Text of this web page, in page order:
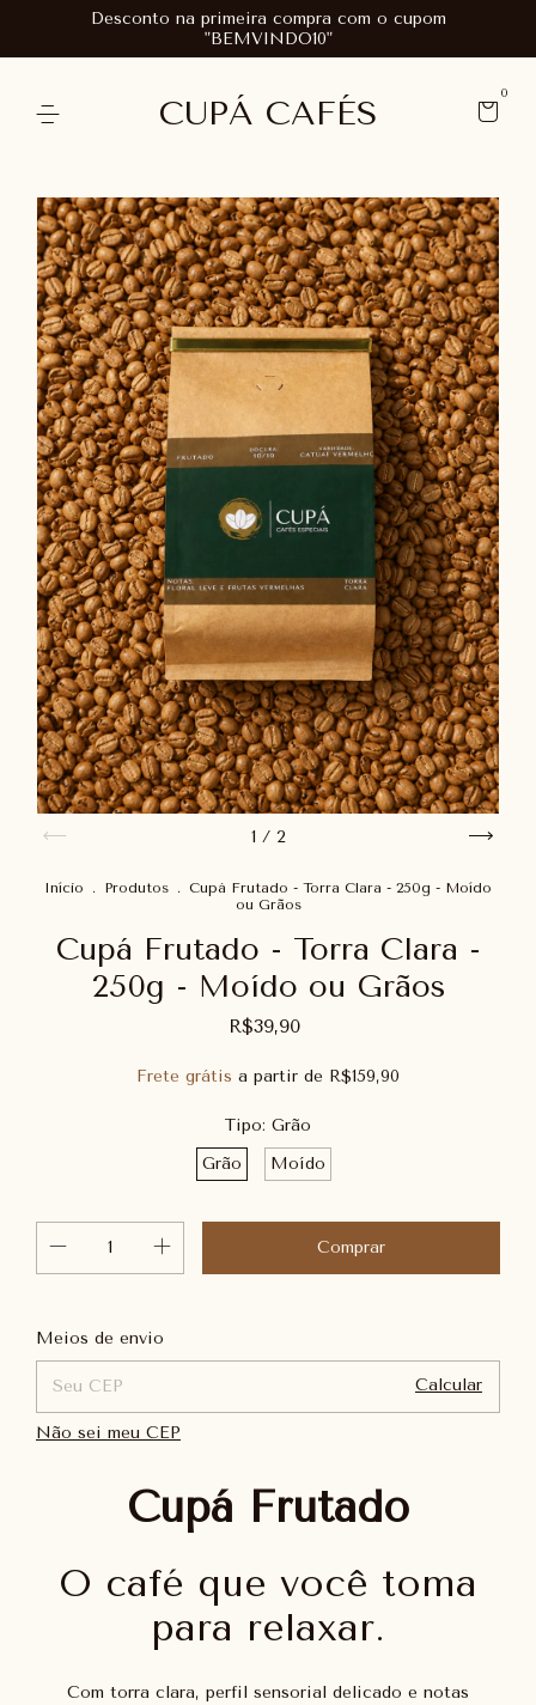
Desconto na primeira compra com o cupom
"BEMVINDO10"
CUPÁ CAFÉS
0
1 / 2
Início . Produtos . Cupá Frutado - Torra Clara - 250g - Moído
ou Grãos
Cupá Frutado - Torra Clara -
250g - Moído ou Grãos
R$39,90
Frete grátis a partir de R$159,90
Tipo: Grão
Grão
Moído
Entregas para o CEP:
Meios de envio
Calcular
Não sei meu CEP
Cupá Frutado
O café que você toma
para relaxar.
Com torra clara, perfil sensorial delicado e notas